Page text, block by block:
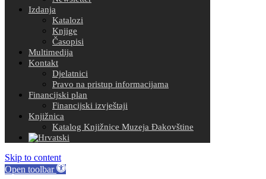
Izdanja
Katalozi
Knjige
Časopisi
Multimedija
Kontakt
Djelatnici
Pravo na pristup informacijama
Financijski plan
Financijski izvještaji
Knjižnica
Katalog Knjižnice Muzeja Đakovštine
Skip to content
Open toolbar